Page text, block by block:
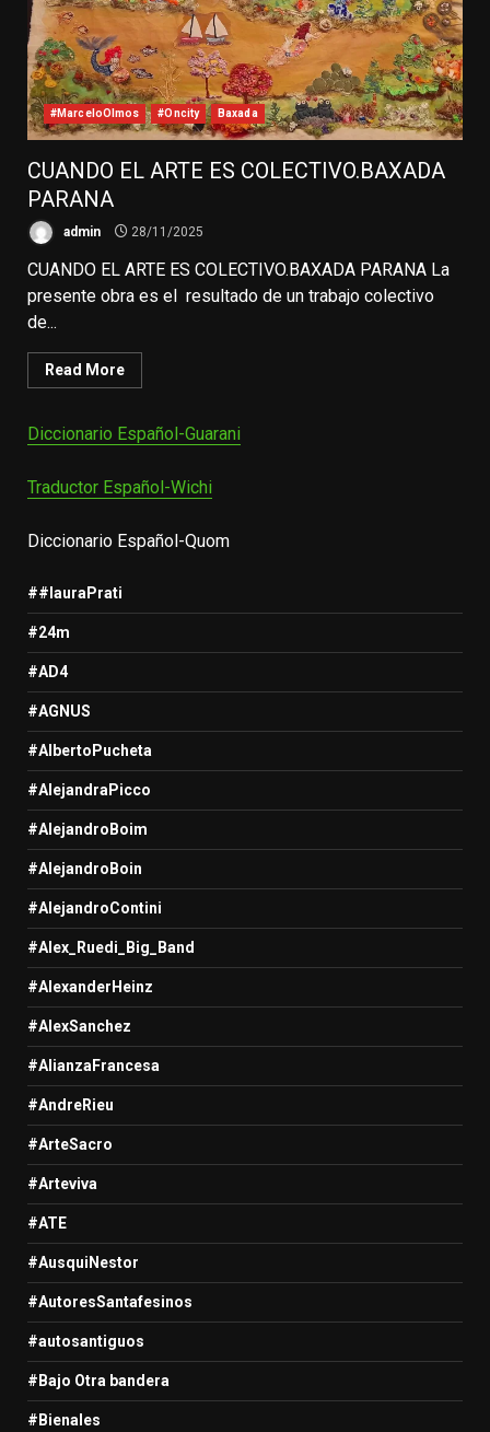
#MarceloOlmos #Oncity Baxada
CUANDO EL ARTE ES COLECTIVO.BAXADA
PARANA
admin 28/11/2025
CUANDO EL ARTE ES COLECTIVO.BAXADA PARANA La
presente obra es el resultado de un trabajo colectivo
de...
Read More
Diccionario Español-Guarani
Traductor Español-Wichi
Diccionario Español-Quom
##lauraPrati
#24m
#AD4
#AGNUS
#AlbertoPucheta
#AlejandraPicco
#AlejandroBoim
#AlejandroBoin
#AlejandroContini
#Alex_Ruedi_Big_Band
#AlexanderHeinz
#AlexSanchez
#AlianzaFrancesa
#AndreRieu
#ArteSacro
#Arteviva
#ATE
#AusquiNestor
#AutoresSantafesinos
#autosantiguos
#Bajo Otra bandera
#Bienales